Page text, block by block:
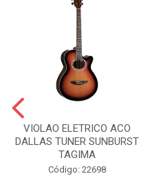
VIOLAO ELETRICO ACO
DALLAS TUNER SUNBURST
TAGIMA
Código: 22698